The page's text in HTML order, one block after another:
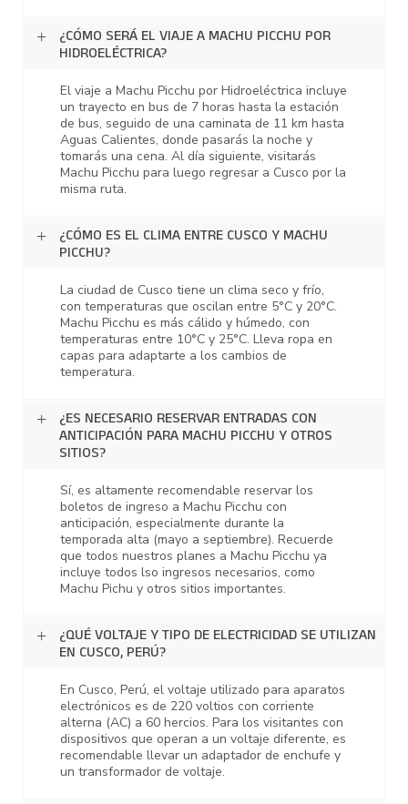
¿CÓMO SERÁ EL VIAJE A MACHU PICCHU POR
HIDROELÉCTRICA?
El viaje a Machu Picchu por Hidroeléctrica incluye
un trayecto en bus de 7 horas hasta la estación
de bus, seguido de una caminata de 11 km hasta
Aguas Calientes, donde pasarás la noche y
tomarás una cena. Al día siguiente, visitarás
Machu Picchu para luego regresar a Cusco por la
misma ruta.
¿CÓMO ES EL CLIMA ENTRE CUSCO Y MACHU
PICCHU?
La ciudad de Cusco tiene un clima seco y frío,
con temperaturas que oscilan entre 5°C y 20°C.
Machu Picchu es más cálido y húmedo, con
temperaturas entre 10°C y 25°C. Lleva ropa en
capas para adaptarte a los cambios de
temperatura.
¿ES NECESARIO RESERVAR ENTRADAS CON
ANTICIPACIÓN PARA MACHU PICCHU Y OTROS
SITIOS?
Sí, es altamente recomendable reservar los
boletos de ingreso a Machu Picchu con
anticipación, especialmente durante la
temporada alta (mayo a septiembre). Recuerde
que todos nuestros planes a Machu Picchu ya
incluye todos lso ingresos necesarios, como
Machu Pichu y otros sitios importantes.
¿QUÉ VOLTAJE Y TIPO DE ELECTRICIDAD SE UTILIZAN
EN CUSCO, PERÚ?
En Cusco, Perú, el voltaje utilizado para aparatos
electrónicos es de 220 voltios con corriente
alterna (AC) a 60 hercios. Para los visitantes con
dispositivos que operan a un voltaje diferente, es
recomendable llevar un adaptador de enchufe y
un transformador de voltaje.